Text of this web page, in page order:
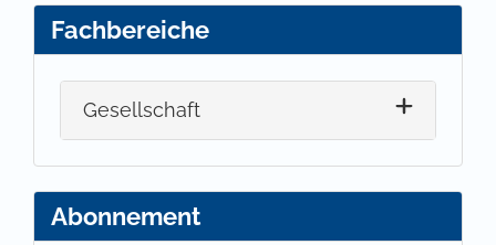
Fachbereiche
Gesellschaft
Abonnement